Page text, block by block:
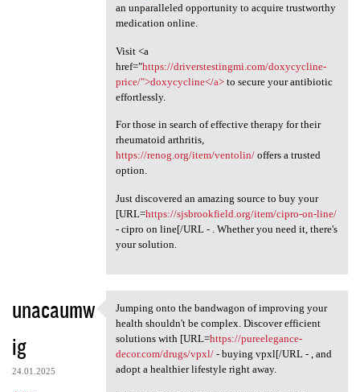
an unparalleled opportunity to acquire trustworthy
medication online.
Visit <a
href="https://driverstestingmi.com/doxycycline-
price/">doxycycline</a>to secure your antibiotic
effortlessly.
For those in search of effective therapy for their
rheumatoid arthritis,
https://renog.org/item/ventolin/offers a trusted
option.
Just discovered an amazing source to buy your
[URL=https://sjsbrookfield.org/item/cipro-on-line/
- cipro on line[/URL - . Whether you need it, there's
your solution.
unacaumw
ig
24.01.2025
Jumping onto the bandwagon of
Jumping onto the bandwagon of improving your
health shouldn't be complex. Discover efficient
solutions with [URL=https://pureelegance-
decor.com/drugs/vpxl/- buying vpxl[/URL - , and
adopt a healthier lifestyle right away.